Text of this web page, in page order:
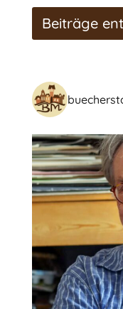
Beiträge